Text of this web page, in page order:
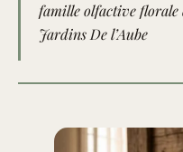
famille olfactive florale
Jardins De l’Aube